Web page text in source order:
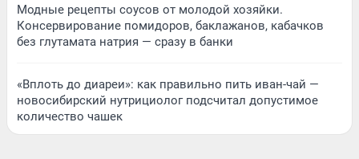
Модные рецепты соусов от молодой хозяйки.
Консервирование помидоров, баклажанов, кабачков
без глутамата натрия — сразу в банки
«Вплоть до диареи»: как правильно пить иван-чай —
новосибирский нутрициолог подсчитал допустимое
количество чашек